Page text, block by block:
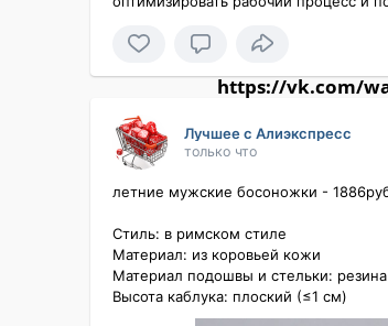
https://vk.com/
Лучшее с Алиэкспресс
только что
летние мужские босоножки -
Стиль: в римском стиле
Материал: из коровьей кожи
Материал подошвы и стельки: резина
Высота каблука: плоский (≤1 см)